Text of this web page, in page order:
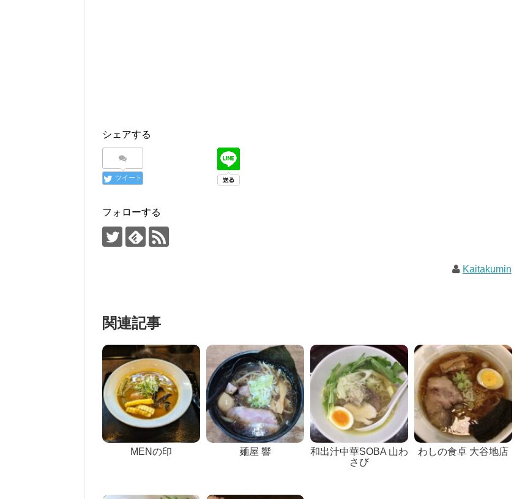
シェアする
ツイート
フォローする
Kaitakumin
関連記事
MENの印 麺屋 響
和出汁中華SOBA 山わ
さび
わしの食卓 大谷地店